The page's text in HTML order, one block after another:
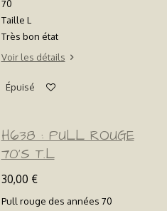
70
Taille L
Très bon état
Voir les détails
Épuisé
H638 : PULL ROUGE
70'S T.L
30,00 €
Pull rouge des années 70